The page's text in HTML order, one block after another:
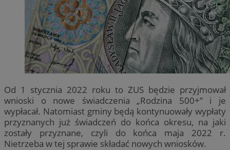
Od 1 stycznia 2022 roku to ZUS będzie przyjmował
wnioski o nowe świadczenia „Rodzina 500+” i je
wypłacał. Natomiast gminy będą kontynuowały wypłaty
przyznanych już świadczeń do końca okresu, na jaki
zostały przyznane, czyli do końca maja 2022 r.
Nietrzeba w tej sprawie składać nowych wniosków.